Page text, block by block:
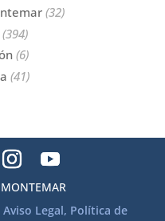
(32)
(6)
(41)
MONTEMAR
Aviso Legal, Política de